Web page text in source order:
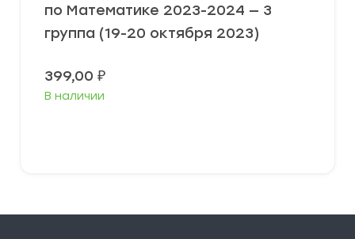
по Математике 2023-2024 — 3
группа (19-20 октября 2023)
399,00 ₽
В наличии